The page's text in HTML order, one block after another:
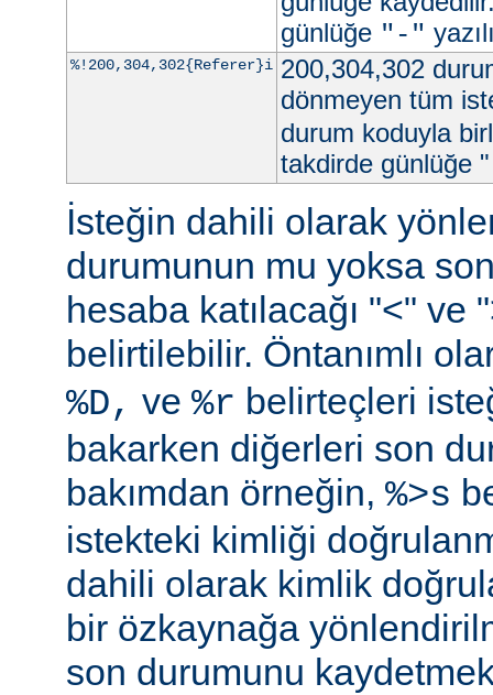
günlüğe "-"
%!200,304,302{Referer}i 200,304,302
dönmeyen tüm
durum koduyla
takdirde günlüğe "
İsteğin dahili olarak
durumunun mu yoksa
hesaba katılacağı "<"
belirtilebilir. Öntanımlı
%D, ve %r belirteçleri
bakarken diğerleri son
bakımdan örneğin, %>s
istekteki kimliği
dahili olarak kimlik
bir özkaynağa
son durumunu